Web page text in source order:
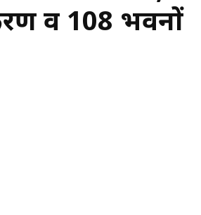
व 108 भवनों